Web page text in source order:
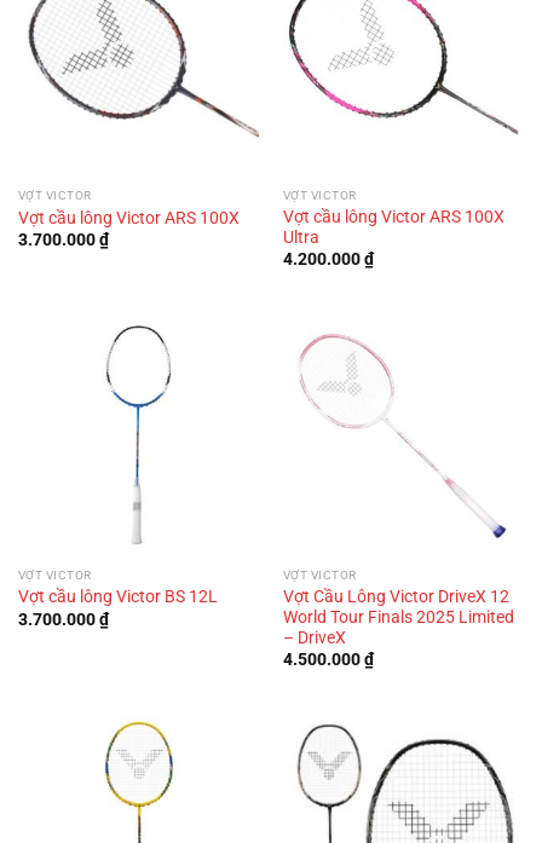
VỢT VICTOR
Vợt cầu lông Victor ARS 100X
3.700.000₫
VỢT VICTOR
Vợt cầu lông Victor ARS 100X
Ultra
4.200.000₫
VỢT VICTOR
Vợt cầu lông Victor BS 12L
3.700.000₫
VỢT VICTOR
Vợt Cầu Lông Victor DriveX 12
World Tour Finals 2025 Limited
– DriveX
4.500.000₫